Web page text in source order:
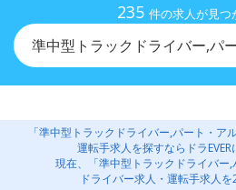
235 件の求人が見つ
準中型トラックドライバー,パ
「準中型トラックドライバー,パート・ア
運転手求人を探すならドラEVER
現在、「準中型トラックドライバー
ドライバー求人・運転手求人を